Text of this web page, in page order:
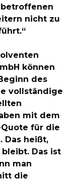
nicht zu
können
des
vollständige
mit dem
für die
Das heißt,
Das ist
man
die